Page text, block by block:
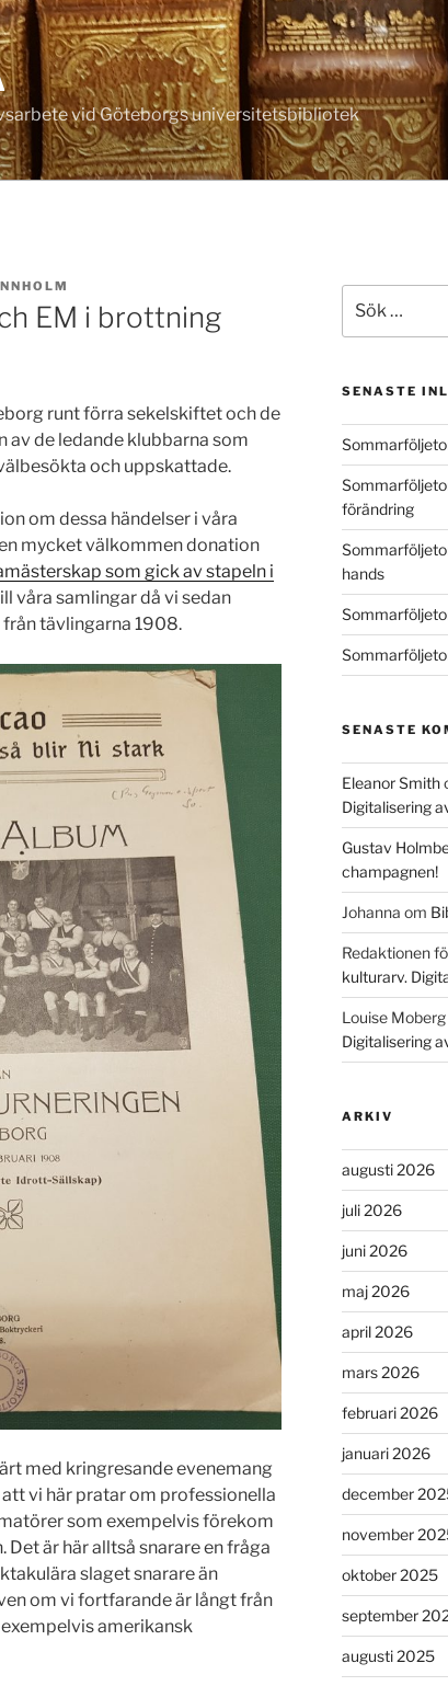
vid Göteborgs universitetsbibliotek
EM i brottning
runt förra sekelskiftet och de
av de ledande klubbarna som
och uppskattade.
om dessa händelser i våra
mycket välkommen donation
som gick av stapeln i
våra samlingar då vi sedan
tävlingarna 1908.
med kringresande evenemang
vi här pratar om professionella
som exempelvis förekom
är här alltså snarare en fråga
slaget snarare än
om vi fortfarande är långt från
amerikansk
efter:
SENASTE
förändring
hands
SENASTE
Eleanor Smith
Digitalisering
Gustav
champagnen!
Johanna om
Redaktionen
kulturarv.
Louise Moberg
Digitalisering
ARKIV
augusti 2026
juli 2026
juni 2026
maj 2026
april 2026
mars 2026
februari 2026
januari 2026
december
november
oktober 2025
september
augusti 2025